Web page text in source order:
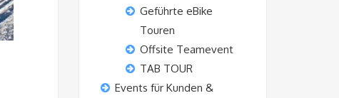
Geführte eBike
Touren
Offsite Teamevent
TAB TOUR
Events für Kunden &